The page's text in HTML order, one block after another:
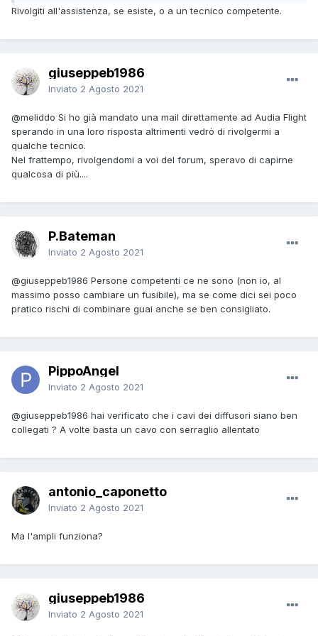
Rivolgiti all'assistenza, se esiste, o a un tecnico competente.
giuseppeb1986
Inviato 2 Agosto 2021
@meliddo Si ho già mandato una mail direttamente ad Audia Flight
sperando in una loro risposta altrimenti vedrò di rivolgermi a
qualche tecnico.
Nel frattempo, rivolgendomi a voi del forum, speravo di capirne
qualcosa di più....
P.Bateman
Inviato 2 Agosto 2021
@giuseppeb1986 Persone competenti ce ne sono (non io, al
massimo posso cambiare un fusibile), ma se come dici sei poco
pratico rischi di combinare guai anche se ben consigliato.
PippoAngel
Inviato 2 Agosto 2021
@giuseppeb1986 hai verificato che i cavi dei diffusori siano ben
collegati ? A volte basta un cavo con serraglio allentato
antonio_caponetto
Inviato 2 Agosto 2021
Ma l'ampli funziona?
giuseppeb1986
Inviato 2 Agosto 2021